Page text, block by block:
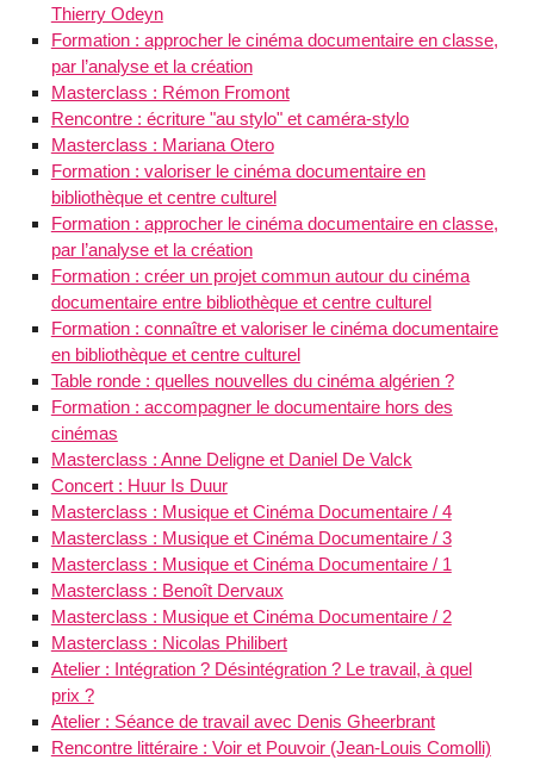
Thierry Odeyn
Formation : approcher le cinéma documentaire en classe,
par l’analyse et la création
Masterclass : Rémon Fromont
Rencontre : écriture "au stylo" et caméra-stylo
Masterclass : Mariana Otero
Formation : valoriser le cinéma documentaire en
bibliothèque et centre culturel
Formation : approcher le cinéma documentaire en classe,
par l’analyse et la création
Formation : créer un projet commun autour du cinéma
documentaire entre bibliothèque et centre culturel
Formation : connaître et valoriser le cinéma documentaire
en bibliothèque et centre culturel
Table ronde : quelles nouvelles du cinéma algérien ?
Formation : accompagner le documentaire hors des
cinémas
Masterclass : Anne Deligne et Daniel De Valck
Concert : Huur Is Duur
Masterclass : Musique et Cinéma Documentaire / 4
Masterclass : Musique et Cinéma Documentaire / 3
Masterclass : Musique et Cinéma Documentaire / 1
Masterclass : Benoît Dervaux
Masterclass : Musique et Cinéma Documentaire / 2
Masterclass : Nicolas Philibert
Atelier : Intégration ? Désintégration ? Le travail, à quel
prix ?
Atelier : Séance de travail avec Denis Gheerbrant
Rencontre littéraire : Voir et Pouvoir (Jean-Louis Comolli)